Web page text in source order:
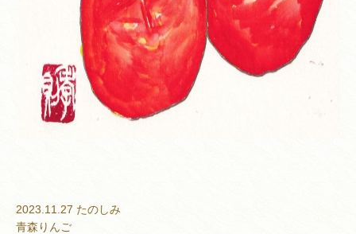
2023.11.27 たのしみ
青森りんご